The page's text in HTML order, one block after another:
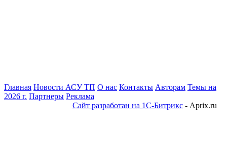
Главная Новости АСУ ТП О нас Контакты Авторам Темы на
2026 г. Партнеры Реклама
Сайт разработан на 1С-Битрикс - Aprix.ru